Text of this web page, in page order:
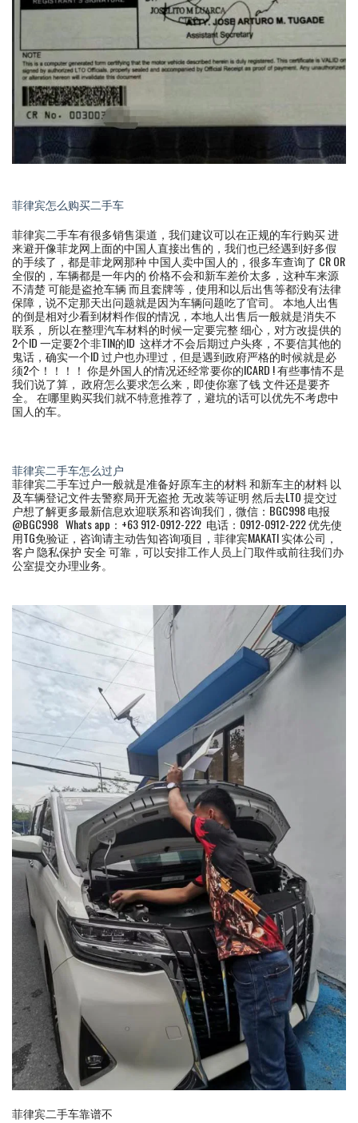
菲律宾怎么购买二手车
菲律宾二手车有很多销售渠道，我们建议可以在正规的车行购买 进
来避开像菲龙网上面的中国人直接出售的，我们也已经遇到好多假
的手续了，都是菲龙网那种 中国人卖中国人的，很多车查询了 CR OR
全假的，车辆都是一年内的 价格不会和新车差价太多，这种车来源
不清楚 可能是盗抢车辆 而且套牌等，使用和以后出售等都没有法律
保障，说不定那天出问题就是因为车辆问题吃了官司。 本地人出售
的倒是相对少看到材料作假的情况，本地人出售后一般就是消失不
联系， 所以在整理汽车材料的时候一定要完整 细心，对方改提供的
2个ID 一定要2个非TIN的ID 这样才不会后期过户头疼，不要信其他的
鬼话，确实一个ID 过户也办理过，但是遇到政府严格的时候就是必
须2个！！！！ 你是外国人的情况还经常要你的ICARD ! 有些事情不是
我们说了算， 政府怎么要求怎么来，即使你塞了钱 文件还是要齐
全。 在哪里购买我们就不特意推荐了，避坑的话可以优先不考虑中
国人的车。
菲律宾二手车怎么过户
菲律宾二手车过户一般就是准备好原车主的材料 和新车主的材料 以
及车辆登记文件去警察局开无盗抢 无改装等证明 然后去LTO 提交过
户想了解更多最新信息欢迎联系和咨询我们，微信：BGC998 电报
@BGC998 Whats app：+63 912-0912-222 电话：0912-0912-222 优先使
用TG免验证，咨询请主动告知咨询项目，菲律宾MAKATI 实体公司，
客户 隐私保护 安全 可靠，可以安排工作人员上门取件或前往我们办
公室提交办理业务。
菲律宾二手车靠谱不